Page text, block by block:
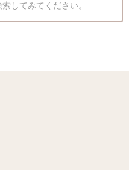
してみてください。